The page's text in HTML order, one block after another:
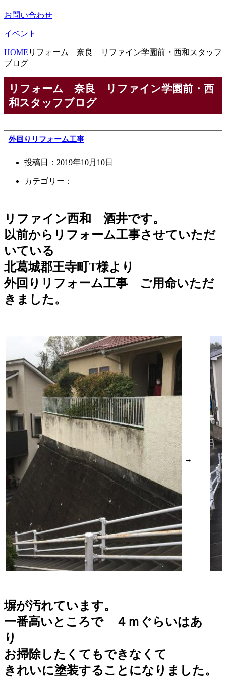
お問い合わせ
イベント
HOME リフォーム 奈良 リファイン学園前・西和スタッフ
ブログ
リフォーム 奈良 リファイン学園前・西
和スタッフブログ
外回りリフォーム工事
投稿日： 2019年10月10日
カテゴリー：
リファイン西和 酒井です。
以前からリフォーム工事させていただ
いている
北葛城郡王寺町T様より
外回りリフォーム工事 ご用命いただ
きました。
→
塀が汚れています。
一番高いところで ４ｍぐらいはあ
り
お掃除したくてもできなくて
きれいに塗装することになりました。